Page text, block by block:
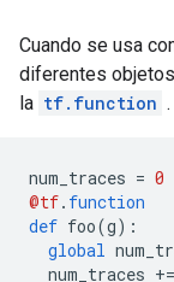
Cuando se usa
diferentes
la tf.function .
num_traces = 0
@tf. function
def foo(g):
global
num_traces +=